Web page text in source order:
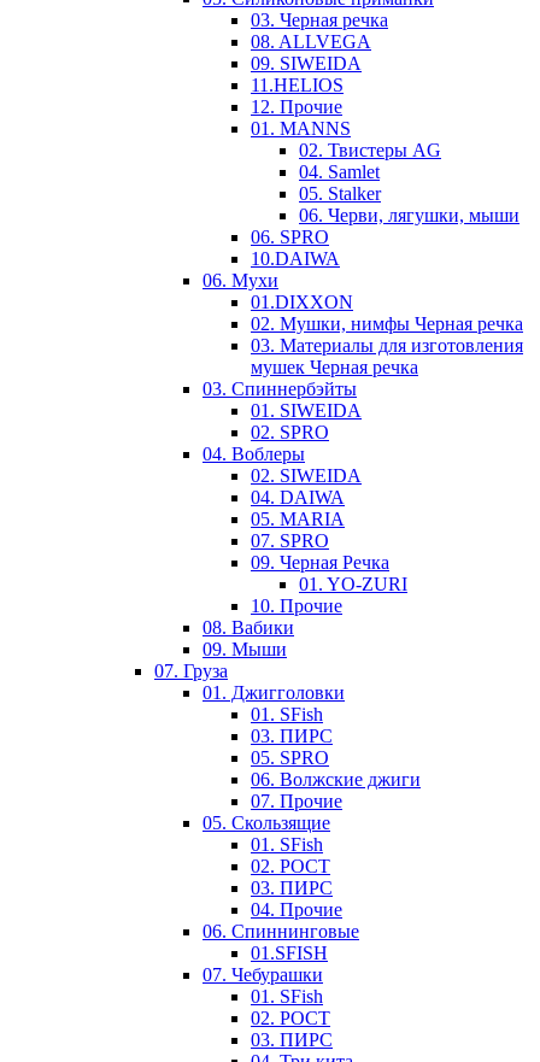
03. Черная речка
08. ALLVEGA
09. SIWEIDA
11.HELIOS
12. Прочие
01. MANNS
02. Твистеры AG
04. Samlet
05. Stalker
06. Черви, лягушки, мыши
06. SPRO
10.DAIWA
06. Мухи
01.DIXXON
02. Мушки, нимфы Черная речка
03. Материалы для изготовления
мушек Черная речка
03. Cпиннербэйты
01. SIWEIDA
02. SPRO
04. Воблеры
02. SIWEIDA
04. DAIWA
05. MARIA
07. SPRO
09. Черная Речка
01. YO-ZURI
10. Прочие
08. Вабики
09. Мыши
07. Груза
01. Джигголовки
01. SFish
03. ПИРС
05. SPRO
06. Волжские джиги
07. Прочие
05. Скользящие
01. SFish
02. РОСТ
03. ПИРС
04. Прочие
06. Спиннинговые
01.SFISH
07. Чебурашки
01. SFish
02. РОСТ
03. ПИРС